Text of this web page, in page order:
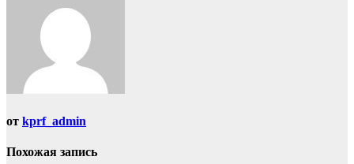
от kprf_admin
Похожая запись